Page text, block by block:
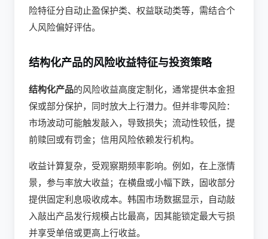
险特征分自动止盈保护类、权益联动类等，需结合个
人风险偏好评估。
结构化产品的风险收益特征与投资策略
结构化产品的风险收益高度定制化，通常提供本金担
保或部分保护，同时放大上行潜力。但并非零风险：
市场波动可能触发敲入，导致损失；流动性较低，提
前赎回或有罚金；信用风险依赖发行机构。
收益计算复杂，受观察期频率影响。例如，在上涨情
景，参与率放大收益；在横盘或小幅下跌，固收部分
提供固定利息吸收成本。韩国市场数据显示，自动敲
入敲出产品发行规模占比最高，因其能锁定最大亏损
并享受单倍或更高上行收益。